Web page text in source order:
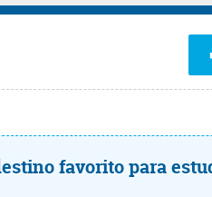
favorito para